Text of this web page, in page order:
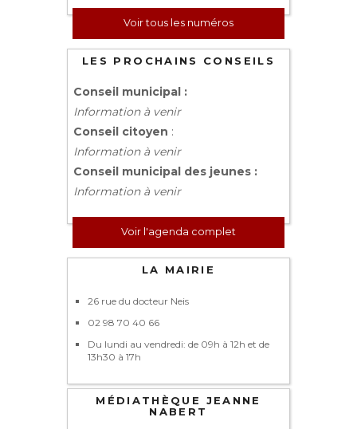
Voir tous les numéros
LES PROCHAINS CONSEILS
Conseil municipal :
Information à venir
Conseil citoyen :
Information à venir
Conseil municipal des jeunes :
Information à venir
Voir l'agenda complet
LA MAIRIE
26 rue du docteur Neis
02 98 70 40 66
Du lundi au vendredi: de 09h à 12h et de
13h30 à 17h
MÉDIATHÈQUE JEANNE
NABERT